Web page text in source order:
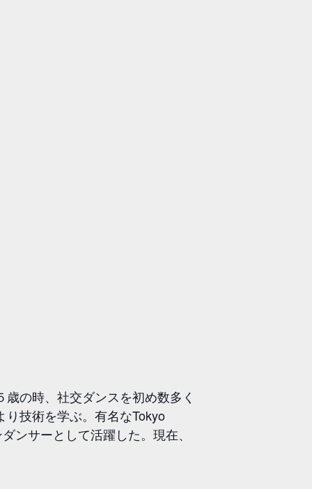
の時、社交ダンスを初め数多く
技術を学ぶ。有名なTokyo
ンサーとして活躍した。現在、